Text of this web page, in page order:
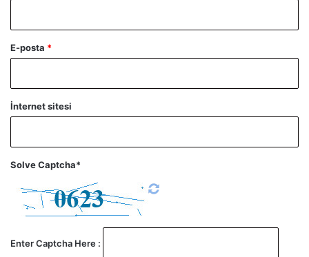
E-posta *
İnternet sitesi
Solve Captcha*
Enter Captcha Here :